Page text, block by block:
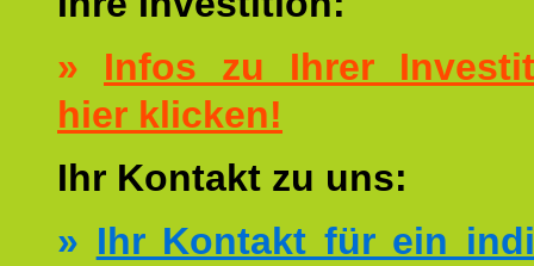
» Infos zu Ihrer
hier klicken!
Ihr Kontakt zu uns:
» Ihr Kontakt für ein